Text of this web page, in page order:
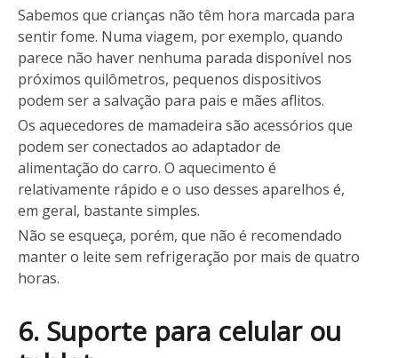
Sabemos que crianças não têm hora marcada para
sentir fome. Numa viagem, por exemplo, quando
parece não haver nenhuma parada disponível nos
próximos quilômetros, pequenos dispositivos
podem ser a salvação para pais e mães aflitos.
Os aquecedores de mamadeira são acessórios que
podem ser conectados ao adaptador de
alimentação do carro. O aquecimento é
relativamente rápido e o uso desses aparelhos é,
em geral, bastante simples.
Não se esqueça, porém, que não é recomendado
manter o leite sem refrigeração por mais de quatro
horas.
6. Suporte para celular ou